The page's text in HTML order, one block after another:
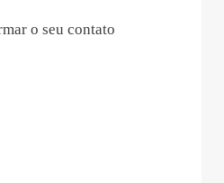
o seu contato